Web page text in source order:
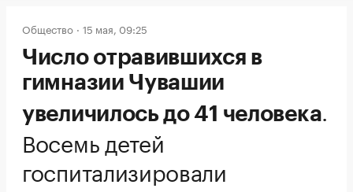
Общество 15 мая, 09:25
Число отравившихся в
гимназии Чувашии
увеличилось до 41 человека.
Восемь детей
госпитализировали